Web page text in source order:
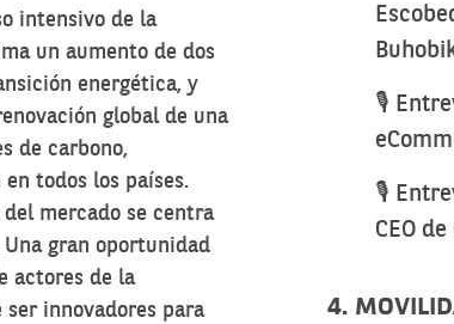
intensivo de la
un aumento de dos
energética, y
global de una
de carbono,
todos los países.
mercado se centra
gran oportunidad
actores de la
ser innovadores para
🎙️
🎙️
CEO
4.